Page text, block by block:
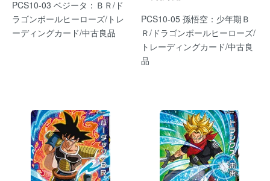
PCS10-03 ベジータ：ＢＲ/ド
ラゴンボールヒーローズ/トレ
ーディングカード/中古良品
PCS10-05 孫悟空：少年期Ｂ
Ｒ/ドラゴンボールヒーローズ/
トレーディングカード/中古良
品